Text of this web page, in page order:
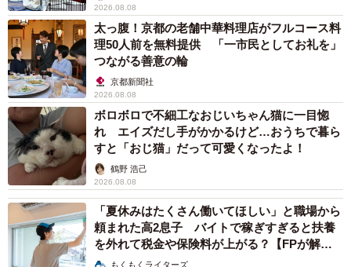
2026.08.08
太っ腹！京都の老舗中華料理店がフルコース料
理50人前を無料提供 「一市民としてお礼を」
つながる善意の輪
京都新聞社
2026.08.08
ボロボロで不細工なおじいちゃん猫に一目惚
れ エイズだし手がかかるけど…おうちで暮ら
すと「おじ猫」だって可愛くなったよ！
鶴野 浩己
2026.08.08
「夏休みはたくさん働いてほしい」と職場から
頼まれた高2息子 バイトで稼ぎすぎると扶養
を外れて税金や保険料が上がる？【FPが解
説】もくもくライターズ